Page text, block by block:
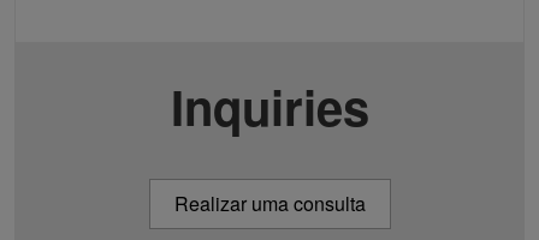
Inquiries
Realizar uma consulta